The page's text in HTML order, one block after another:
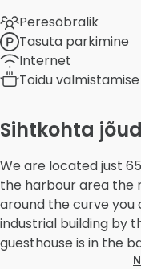
Peresõbralik
Tasuta parkimine
Internet
Toidu
Sihtkohta
We are located just
the harbour area the
around the curve you
industrial building by
guesthouse is in the